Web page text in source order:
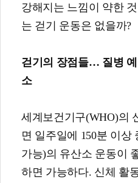
강해지는 느낌이 약한
는 걷기 운동은 없을까?
걷기의 장점들… 질병
소
세계보건기구(WHO)의
면 일주일에 150분 이상
가능)의 유산소 운동이
하면 가능하다. 신체 활